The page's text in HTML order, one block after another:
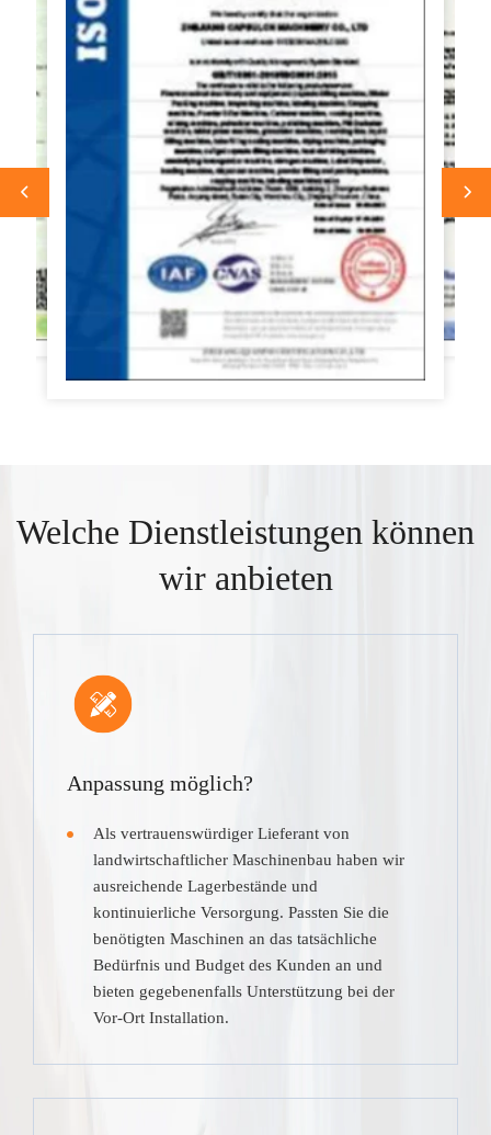
Welche Dienstleistungen können
wir anbieten
Anpassung möglich?
Als vertrauenswürdiger Lieferant von
landwirtschaftlicher Maschinenbau haben wir
ausreichende Lagerbestände und
kontinuierliche Versorgung. Passten Sie die
benötigten Maschinen an das tatsächliche
Bedürfnis und Budget des Kunden an und
bieten gegebenenfalls Unterstützung bei der
Vor-Ort Installation.